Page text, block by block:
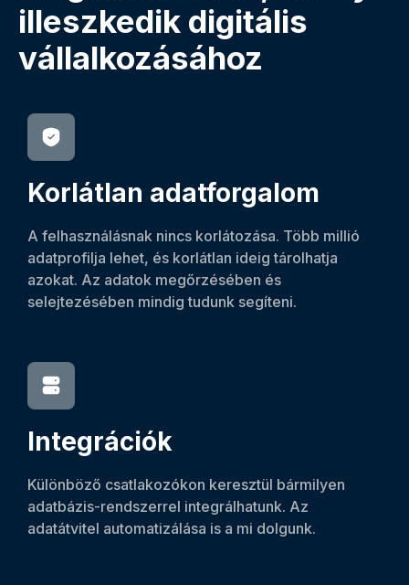
illeszkedik digitális
vállalkozásához
Korlátlan adatforgalom
A felhasználásnak nincs korlátozása. Több millió
adatprofilja lehet, és korlátlan ideig tárolhatja
azokat. Az adatok megőrzésében és
selejtezésében mindig tudunk segíteni.
Integrációk
Különböző csatlakozókon keresztül bármilyen
adatbázis-rendszerrel integrálhatunk. Az
adatátvitel automatizálása is a mi dolgunk.